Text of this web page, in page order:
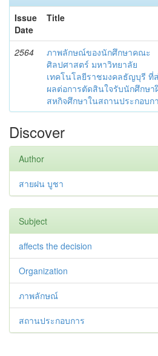
Issue
Date
Title
2564
ภาพลักษณ์ของนักศึกษาคณะ
ศิลปศาสตร์ มหาวิทยาลัย
เทคโนโลยีราชมงคลธัญบุรี ที่
ผลต่อการตัดสินใจรับนักศึกษา
สหกิจศึกษาในสถานประกอบก
Discover
Author
สายฝน บูชา
Subject
affects the decision
Organization
ภาพลักษณ์
สถานประกอบการ